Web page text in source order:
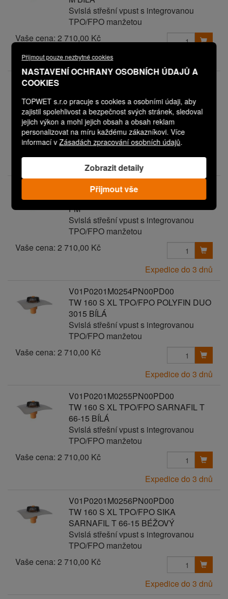
Přijmout pouze nezbytné cookies
NASTAVENÍ OCHRANY OSOBNÍCH ÚDAJŮ A
COOKIES
TOPWET s.r.o pracuje s cookies a osobními údaji, aby
zajistil spolehlivost a bezpečnost svých stránek, sledoval
jejich výkon a mohl jejich obsah a obsah reklam
personalizovat na míru každému zákazníkovi. Více
informací vZásadách zpracování osobních údajů.
Zobrazit detaily
Přijmout vše
Svislá střešní vpust s integrovanou
TPO/FPO manžetou
Vaše cena: 2 710,00 Kč
M TM.ŠEDÁ
Svislá střešní vpust s integrovanou
TPO/FPO manžetou
Vaše cena:2 710,00 Kč
V01P0201M0252PN00PD00
TW 160 S XL TPO/FPO MONARFIN
FM
Svislá střešní vpust s integrovanou
TPO/FPO manžetou
Vaše cena: 2 710,00 Kč
Expedice do 3 dnů
V01P0201M0254PN00PD00
TW 160 S XL TPO/FPO POLYFIN DUO
3015 BÍLÁ
Svislá střešní vpust s integrovanou
TPO/FPO manžetou
Vaše cena: 2 710,00 Kč
Expedice do 3 dnů
V01P0201M0255PN00PD00
TW 160 S XL TPO/FPO SARNAFIL T
66-15 BÍLÁ
Svislá střešní vpust s integrovanou
TPO/FPO manžetou
Vaše cena: 2 710,00 Kč
Expedice do 3 dnů
V01P0201M0256PN00PD00
TW 160 S XL TPO/FPO SIKA
SARNAFIL T 66-15 BÉŽOVÝ
Svislá střešní vpust s integrovanou
TPO/FPO manžetou
Vaše cena: 2 710,00 Kč
Expedice do 3 dnů